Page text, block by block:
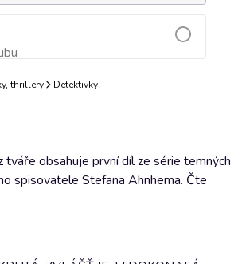
Přidat do košíku
thrillery Detektivky
tváře obsahuje první díl ze série temných
spisovatele Stefana Ahnhema. Čte